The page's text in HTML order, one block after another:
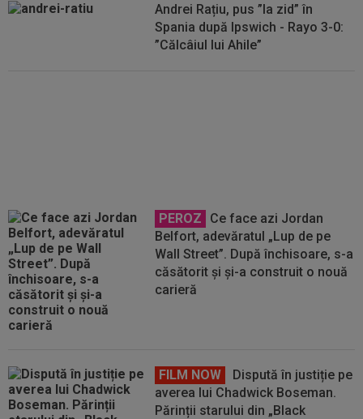
Andrei Rațiu, pus ”la zid” în
Spania după Ipswich - Rayo 3-0:
”Călcâiul lui Ahile”
PEROZ
Ce face azi Jordan
Belfort, adevăratul „Lup de pe
Wall Street”. După închisoare, s-a
căsătorit și și-a construit o nouă
carieră
FILM NOW
Dispută în justiție pe
averea lui Chadwick Boseman.
Părinții starului din „Black